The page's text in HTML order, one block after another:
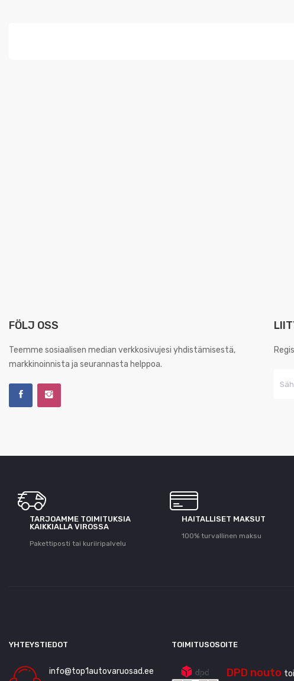
FÖLJ OSS
Teemme sosiaalisen median verkkosivujesi yhdistämisestä,
markkinoinnista ja seurannasta helppoa.
TARJOAMME TOIMITUKSIA
KAIKKIALLA VIROSSA
Pakettiposti tai kuriiripalvelu
HAITALLISET MAKSUT
100% turvallinen maksu
YHTEYSTIEDOT
info@top1autovaruosad.ee
TOIMITUSOSOITE
DPD nouto